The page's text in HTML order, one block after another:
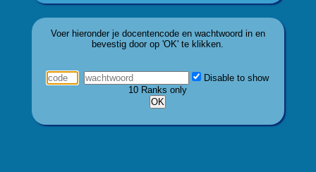
Voer hieronder je docentencode en wachtwoord in en
bevestig door op 'OK' te klikken.
Disable to show
10 Ranks only